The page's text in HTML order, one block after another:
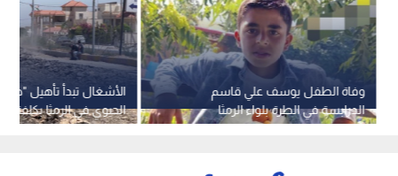
الأشغال تبدأ تأهيل
دينار -فيديو
وفاة الطفل يوسف علي قاسم
الدرابسة في الطرة بلواء الرمثا